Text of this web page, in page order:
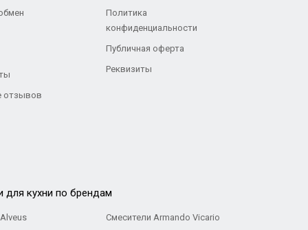
отзывов
Политика
конфиденциальности
Публичная оферта
Реквизиты
для кухни по брендам
Смесители Armando Vicario